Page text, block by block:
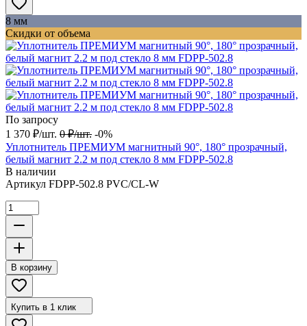
8 мм
Скидки от объема
По запросу
1 370 ₽/шт. 0 ₽/шт. -0%
Уплотнитель ПРЕМИУМ магнитный 90°, 180° прозрачный,
белый магнит 2.2 м под стекло 8 мм FDPP-502.8
В наличии
Артикул FDPP-502.8 PVC/CL-W
В корзину
Купить в 1 клик